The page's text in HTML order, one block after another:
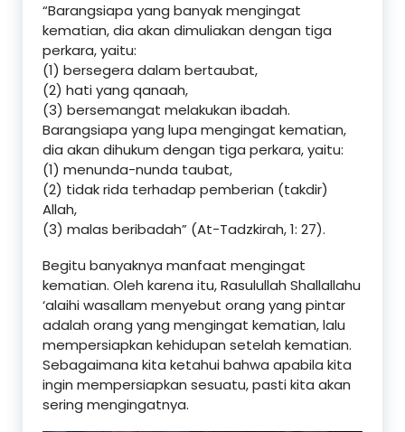
“Barangsiapa yang banyak mengingat
kematian, dia akan dimuliakan dengan tiga
perkara, yaitu:
(1) bersegera dalam bertaubat,
(2) hati yang qanaah,
(3) bersemangat melakukan ibadah.
Barangsiapa yang lupa mengingat kematian,
dia akan dihukum dengan tiga perkara, yaitu:
(1) menunda-nunda taubat,
(2) tidak rida terhadap pemberian (takdir)
Allah,
(3) malas beribadah” (At-Tadzkirah, 1: 27).
Begitu banyaknya manfaat mengingat
kematian. Oleh karena itu, Rasulullah Shallallahu
‘alaihi wasallam menyebut orang yang pintar
adalah orang yang mengingat kematian, lalu
mempersiapkan kehidupan setelah kematian.
Sebagaimana kita ketahui bahwa apabila kita
ingin mempersiapkan sesuatu, pasti kita akan
sering mengingatnya.